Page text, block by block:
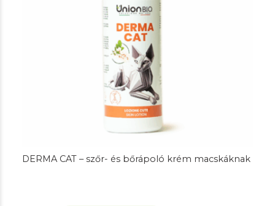
DERMA CAT – szőr- és bőrápoló krém macskáknak